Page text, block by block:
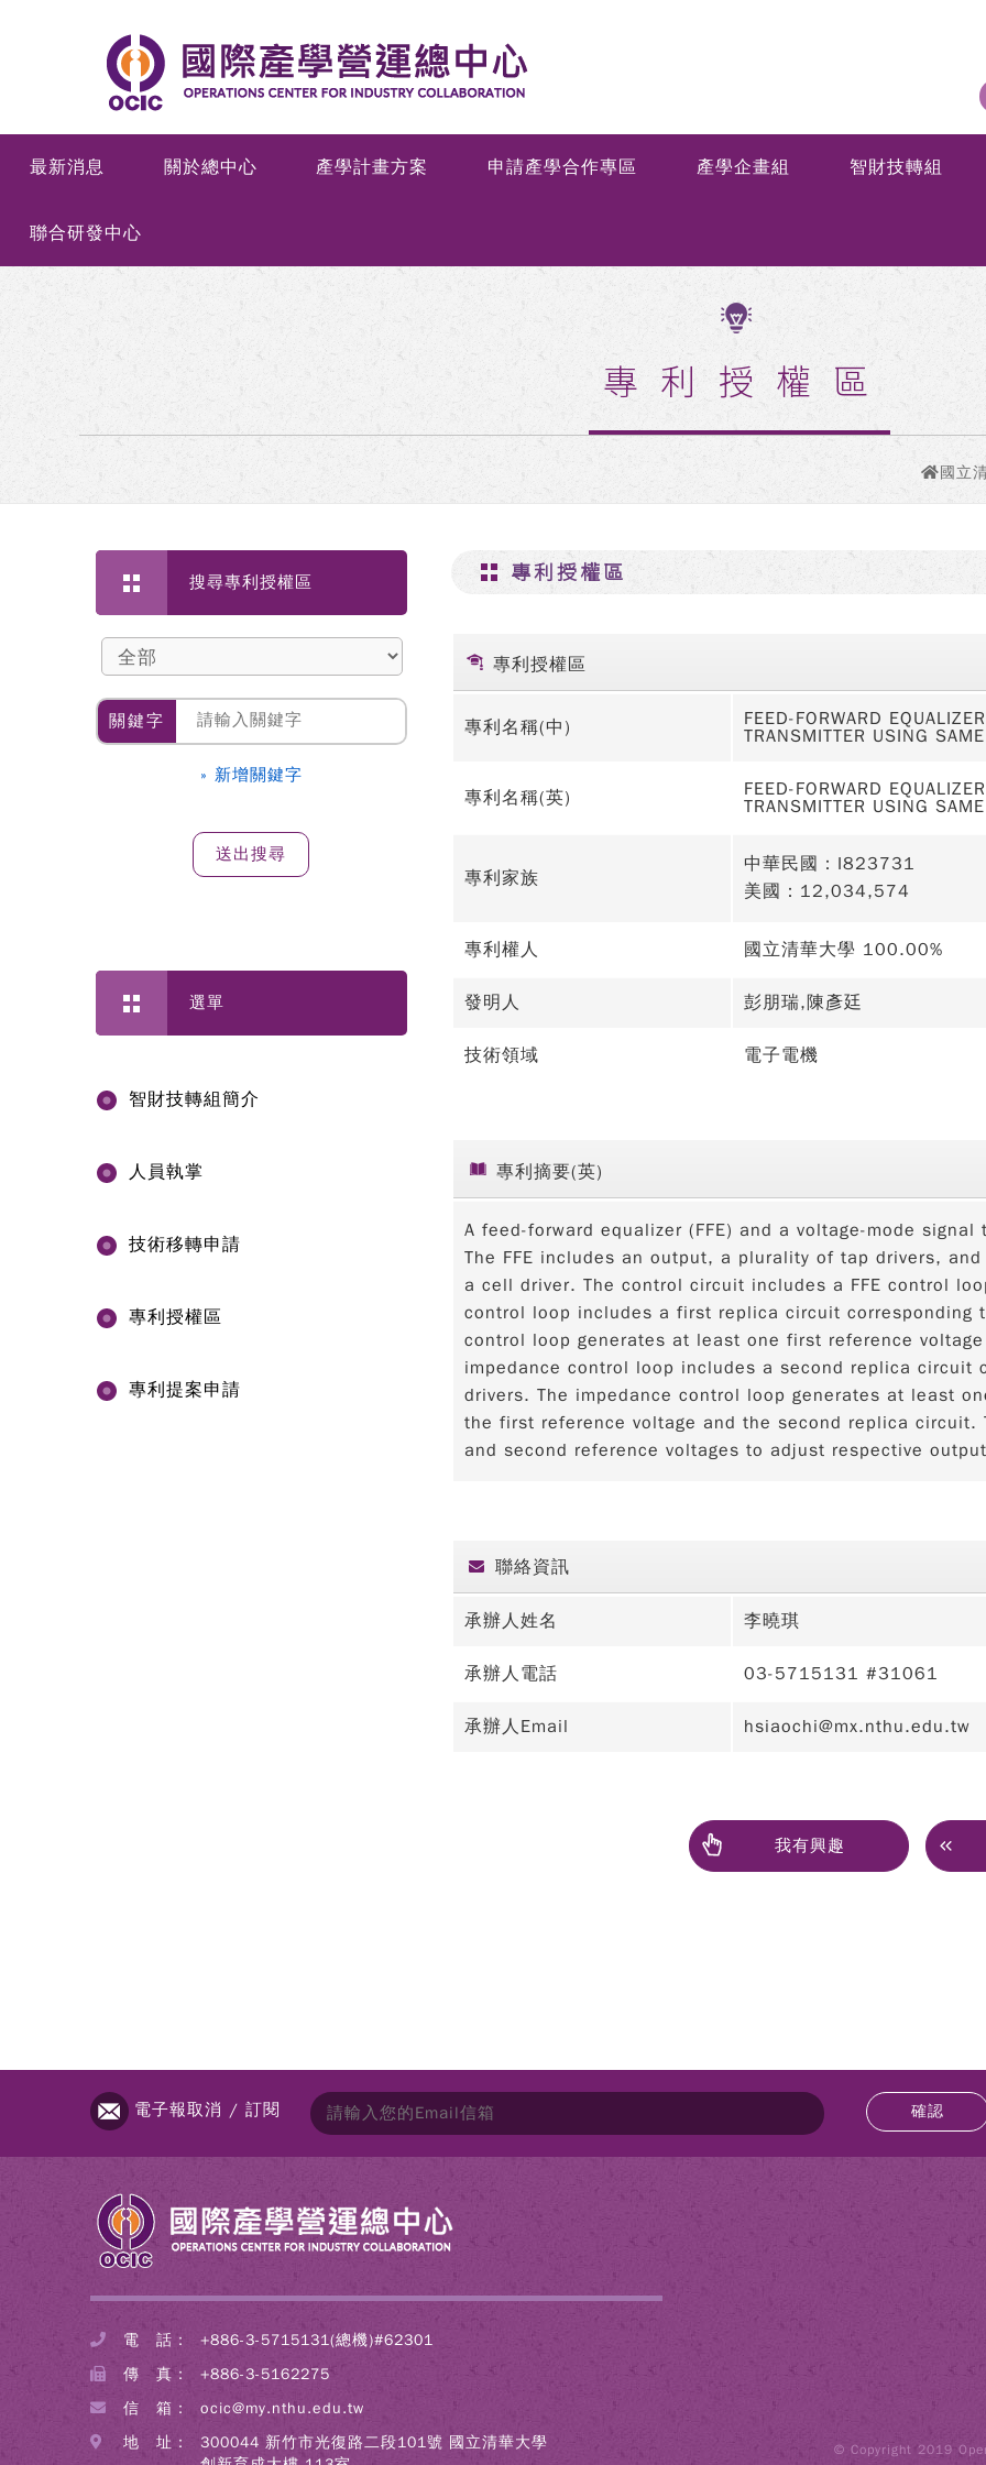
最新消息 關於總中心 產學計畫方案 申請產學合作專區 產學企畫組 智財技轉組
聯合研發中心
專利授權區
國立
搜尋專利授權區
關鍵字
» 新增關鍵字
選單
智財技轉組簡介
人員執掌
技術移轉申請
專利授權區
專利提案申請
專利授權區
專利授權區
專利名稱(中)
FEED-FORWARD
TRANSMITTER USING SAME
專利名稱(英)
FEED-FORWARD
TRANSMITTER USING SAME
專利家族
中華民國：I823731
美國：12,034,574
專利權人 國立清華大學 100.00%
發明人 彭朋瑞,陳彥廷
技術領域 電子電機
專利摘要(英)
A feed-forward equalizer (FFE) and a voltage-mode
The FFE includes an output, a plurality of tap drivers,
a cell driver. The control circuit includes a FFE control
control loop includes a first replica circuit corresponding
control loop generates at least one first reference
impedance control loop includes a second replica
drivers. The impedance control loop generates at least
the first reference voltage and the second replica
and second reference voltages to adjust respective
聯絡資訊
承辦人姓名 李曉琪
承辦人電話 03-5715131 #31061
承辦人Email hsiaochi@mx.nthu.edu.tw
我有興趣
電子報取消 / 訂閱 確認
電 話：
+886-3-5715131(總機)#62301
傳 真：
+886-3-5162275
信 箱：
ocic@my.nthu.edu.tw
地 址：
300044 新竹市光復路二段101號 國立清華大學
© Copyright 2019